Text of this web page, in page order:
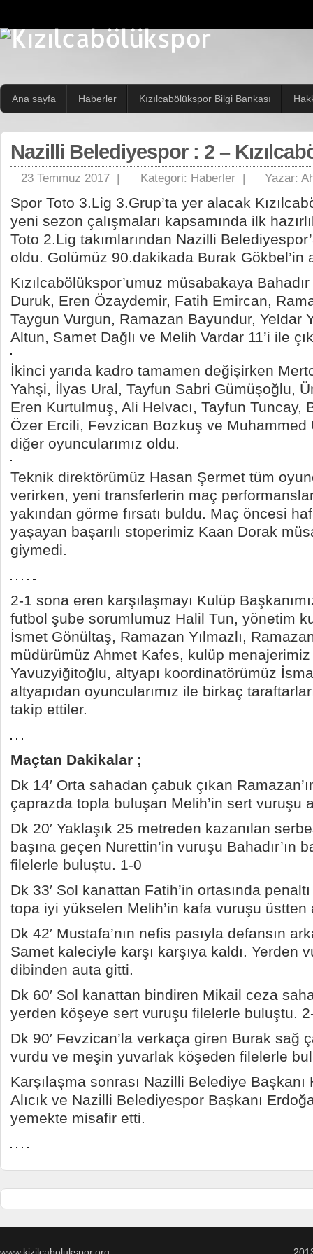
Ana sayfa Haberler Kızılcabölükspor Bilgi Bankası
Nazilli Belediyespor : 2 –
23 Temmuz 2017 | Kategori: Haberler | Yazar:
Spor Toto 3.Lig 3.Grup’ta yer alacak
yeni sezon çalışmaları kapsamında ilk
Toto 2.Lig takımlarından Nazilli
oldu. Golümüz 90.dakikada Burak Gökbel’in
Kızılcabölükspor’umuz müsabakaya
Duruk, Eren Özaydemir, Fatih Emircan,
Taygun Vurgun, Ramazan Bayundur, Yeldar
Altun, Samet Dağlı ve Melih Vardar 11’i ile
İkinci yarıda kadro tamamen değişirken
Yahşi, İlyas Ural, Tayfun Sabri Gümüşoğlu,
Eren Kurtulmuş, Ali Helvacı, Tayfun Tuncay,
Özer Ercili, Fevzican Bozkuş ve Muhammed
diğer oyuncularımız oldu.
Teknik direktörümüz Hasan Şermet tüm
verirken, yeni transferlerin maç
yakından görme fırsatı buldu. Maç öncesi
yaşayan başarılı stoperimiz Kaan Dorak
giymedi.
2-1 sona eren karşılaşmayı Kulüp
futbol şube sorumlumuz Halil Tun, yönetim
İsmet Gönültaş, Ramazan Yılmazlı,
müdürümüz Ahmet Kafes, kulüp
Yavuzyiğitoğlu, altyapı koordinatörümüz
altyapıdan oyuncularımız ile birkaç
takip ettiler.
Maçtan Dakikalar ;
Dk 14′ Orta sahadan çabuk çıkan
çaprazda topla buluşan Melih’in sert vuruşu
Dk 20′ Yaklaşık 25 metreden kazanılan
başına geçen Nurettin’in vuruşu Bahadır’ın
filelerle buluştu. 1-0
Dk 33′ Sol kanattan Fatih’in ortasında
topa iyi yükselen Melih’in kafa vuruşu üstten
Dk 42′ Mustafa’nın nefis pasıyla defansın
Samet kaleciyle karşı karşıya kaldı. Yerden
dibinden auta gitti.
Dk 60′ Sol kanattan bindiren Mikail ceza
yerden köşeye sert vuruşu filelerle buluştu.
Dk 90′ Fevzican’la verkaça giren Burak sağ
vurdu ve meşin yuvarlak köşeden filelerle
Karşılaşma sonrası Nazilli Belediye Başkanı
Alıcık ve Nazilli Belediyespor Başkanı
yemekte misafir etti.